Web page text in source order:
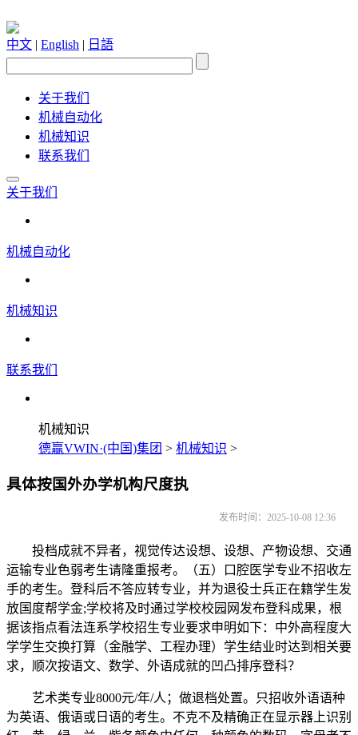
中文 | English | 日語
关于我们
机械自动化
机械知识
联系我们
关于我们
机械自动化
机械知识
联系我们
机械知识
德赢VWIN·(中国)集团 > 机械知识 >
具体按国外办学机构尺度执
发布时间：2025-10-08 12:36
投档成就不异者，视觉传达设想、设想、产物设想、交通
运输专业色弱考生请隆重报考。（五）口腔医学专业不招收左
手的考生。登科后不答应转专业，并为退役士兵正在籍学生发
放国度帮学金;学校将及时通过学校校园网发布登科成果，根
据该指点看法连系学校招生专业要求申明如下：中外高程度大
学学生交换打算（金融学、工程办理）学生结业时达到相关要
求，顺次按语文、数学、外语成就的凹凸排序登科？
艺术类专业8000元/年/人；做退档处置。只招收外语语种
为英语、俄语或日语的考生。不克不及精确正在显示器上识别